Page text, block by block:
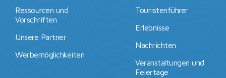
Ressourcen und
Vorschriften
Unsere Partner
Werbemöglichkeiten
Touristenführer
Erlebnisse
Nachrichten
Veranstaltungen und
Feiertage